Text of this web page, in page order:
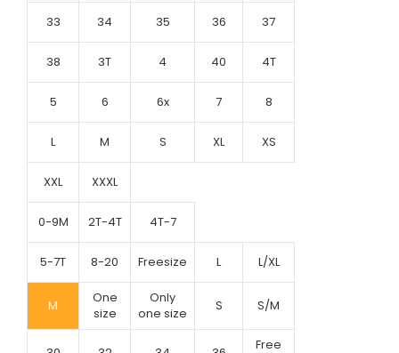
33 34 35 36 37
38 3T 4 40 4T
5 6 6x 7 8
L M S XL XS
XXL XXXL
0-9M 2T-4T 4T-7
5-7T 8-20 Freesize L L/XL
M
One
size
Only
one size
S S/M
Free